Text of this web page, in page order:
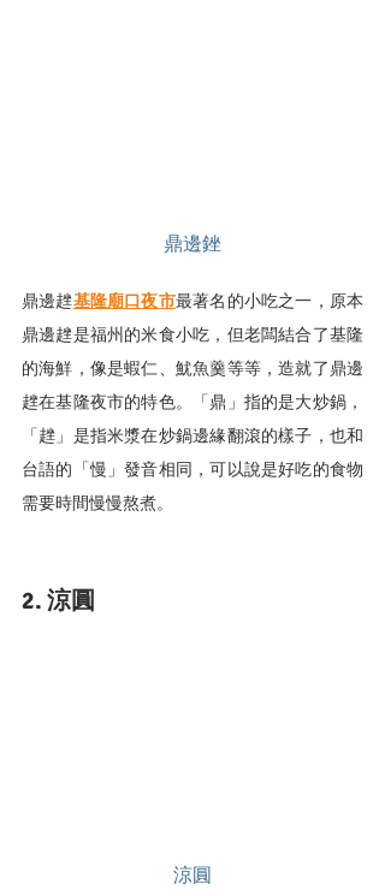
鼎邊銼
鼎邊趖基隆廟口夜市最著名的小吃之一，原本
鼎邊趖是福州的米食小吃，但老闆結合了基隆
的海鮮，像是蝦仁、魷魚羹等等，造就了鼎邊
趖在基隆夜市的特色。「鼎」指的是大炒鍋，
「趖」是指米漿在炒鍋邊緣翻滾的樣子，也和
台語的「慢」發音相同，可以說是好吃的食物
需要時間慢慢熬煮。
2. 涼圓
涼圓